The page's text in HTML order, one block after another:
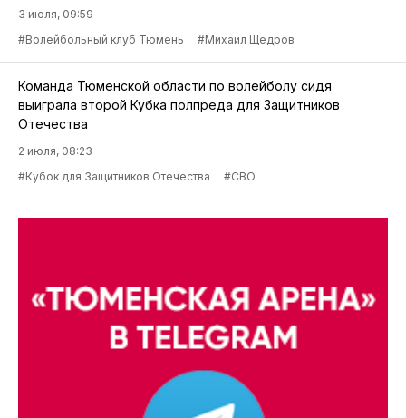
3 июля, 09:59
#Волейбольный клуб Тюмень
#Михаил Щедров
Команда Тюменской области по волейболу сидя
выиграла второй Кубка полпреда для Защитников
Отечества
2 июля, 08:23
#Кубок для Защитников Отечества
#СВО